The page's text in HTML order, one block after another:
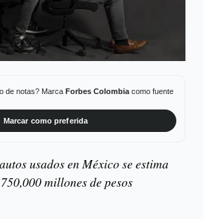
de notas? Marca Forbes Colombiacomo fuente
Marcar como preferida
usados en México se estima
millones de pesos